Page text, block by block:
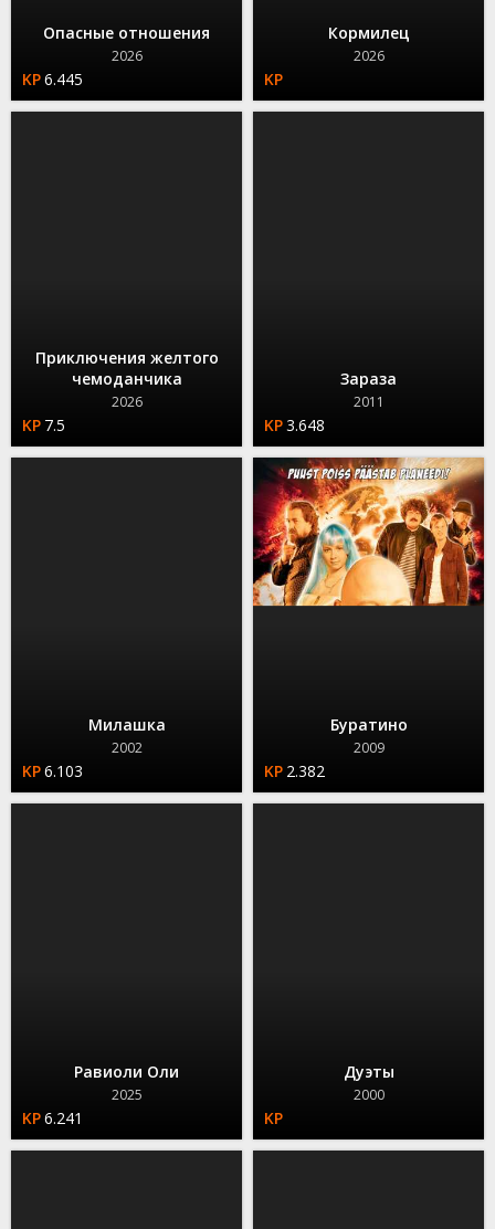
Опасные отношения
2026
6.445
Кормилец
2026
Приключения желтого
чемоданчика
2026
7.5
Зараза
2011
3.648
Милашка
2002
6.103
Буратино
2009
2.382
Равиоли Оли
2025
6.241
Дуэты
2000